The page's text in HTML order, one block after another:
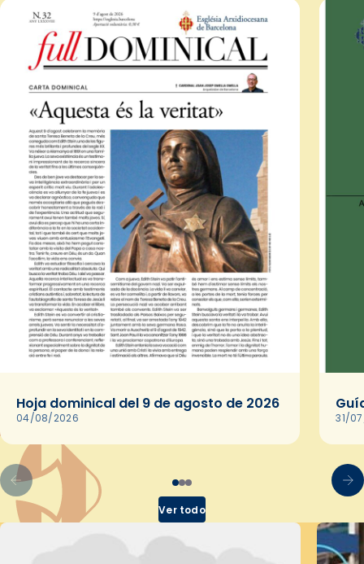
Hoja dominical del 9 de agosto de 2026
04/08/2026 31/
Ver todo